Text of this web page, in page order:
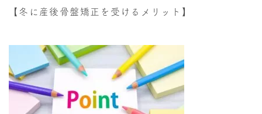
【冬に産後骨盤矯正を受けるメリット】